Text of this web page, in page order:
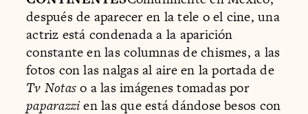
después de aparecer en la tele o el cine, una
actriz está condenada a la aparición
constante en las columnas de chismes, a las
fotos con las nalgas al aire en la portada de
Tv Notaso a las imágenes tomadas por
paparazzien las que está dándose besos con